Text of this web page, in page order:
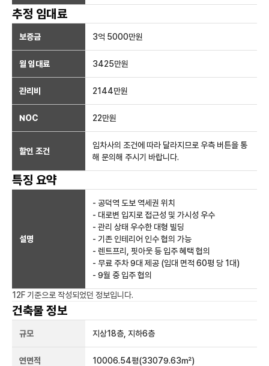
추정 임대료
보증금 3억 5000만원
월 임대료 3425만원
관리비 2144만원
NOC 22만원
할인 조건
임차사의 조건에 따라 달라지므로 우측 버튼을 통
해 문의해 주시기 바랍니다.
특징 요약
설명
- 공덕역 도보 역세권 위치
- 대로변 입지로 접근성 및 가시성 우수
- 관리 상태 우수한 대형 빌딩
- 기존 인테리어 인수 협의 가능
- 렌트프리, 핏아웃 등 입주 혜택 협의
- 무료 주차 9대 제공 (임대 면적 60평 당 1대)
- 9월 중 입주 협의
12F 기준으로 작성되었던 정보입니다.
건축물 정보
규모 지상18층, 지하6층
연면적 10006.54평(33079.63㎡)